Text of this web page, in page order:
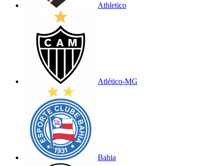
Athletico
Atlético-MG
Bahia